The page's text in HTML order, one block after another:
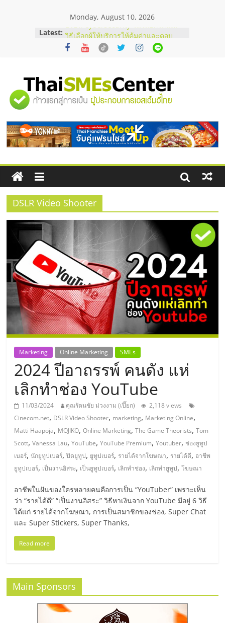
Monday, August 10, 2026
Latest: บริษัท Cybersecurity ในไทยที่ไหนดี?
วิธีเลือกผู้ให้บริการให้คุ้มค่าและตอบ
โจทย์ธุรกิจ
สัมมนาออนไลน์ โอกาสบริหารสถานี
บริการน้ำมัน Shell
สัมมนาลงทุน แฟรนไชส์ยอนนี่
ไชส์ ครั้งที่ 8
ร้านเครื่องเสียงคุณภาพสูง พร้อม
โซลูชันระบบภาพและเสียง
"ศูนย์
รวม
ข้อมูล
ธุรกิจ
SME
แห่ง
ประเทศไทย,
ThaiSMEsCenter,
รวม
ธุรกิจ
เอ
ส
เอ็
มอี
ไทย,
SMEs,
แฟ
รน
ไชส์,
DSLR Video Shooter
Marketing Online Marketing SMEs
2024 ปีอาถรรพ์ คนดัง แห่
เลิกทำช่อง YouTube
11/03/2024 คุณรัตนชัย ม่วงงาม (เปี๊ยก)
2,118 views
Cinecom.net, DSLR Video Shooter, marketing, Marketing Online,
Matti Haapoja, MOJIKO,Online Marketing,The Game Theorists,Tom
Scott,Vanessa Lau,YouTube,YouTube Premium,Youtuber, ช่องยูทูป
เบอร์,นักยูทูปเบอร์,ปิดยูทูป, ยูทูปเบอร์, รายได้จากโฆษณา, รายได้ดี, อาชีพ
ยูทูปเบอร์, เป็นงานอิสระ, เป็นยูทูปเบอร์, เลิกทำช่อง, เลิกทำยูทูป,โฆษณา
อาชีพในฝันของใครหลายคนคือการเป็น “YouTuber” เพราะเห็น
ว่า “รายได้ดี” “เป็นงานอิสระ” วิธีหาเงินจาก YouTube มีอยู่ 6 วิธี
ได้แก่ รายได้จากโฆษณา, การเป็นสมาชิกของช่อง, Super Chat
และ Super Stickers, Super Thanks,
Read more
Main Sponsors